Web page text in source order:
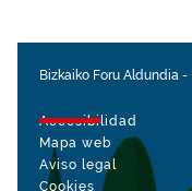
Bizkaiko Foru Aldundia -
Accesibilidad
Mapa web
Aviso legal
Cookies